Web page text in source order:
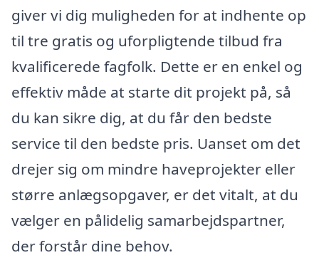
giver vi dig muligheden for at indhente op
til tre gratis og uforpligtende tilbud fra
kvalificerede fagfolk. Dette er en enkel og
effektiv måde at starte dit projekt på, så
du kan sikre dig, at du får den bedste
service til den bedste pris. Uanset om det
drejer sig om mindre haveprojekter eller
større anlægsopgaver, er det vitalt, at du
vælger en pålidelig samarbejdspartner,
der forstår dine behov.